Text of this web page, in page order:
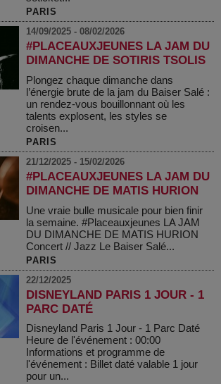
PARIS
14/09/2025 - 08/02/2026
#PLACEAUXJEUNES LA JAM DU
DIMANCHE DE SOTIRIS TSOLIS
Plongez chaque dimanche dans
l’énergie brute de la jam du Baiser Salé :
un rendez-vous bouillonnant où les
talents explosent, les styles se
croisen...
PARIS
21/12/2025 - 15/02/2026
#PLACEAUXJEUNES LA JAM DU
DIMANCHE DE MATIS HURION
Une vraie bulle musicale pour bien finir
la semaine. #Placeauxjeunes LA JAM
DU DIMANCHE DE MATIS HURION
Concert // Jazz Le Baiser Salé...
PARIS
22/12/2025
DISNEYLAND PARIS 1 JOUR - 1
PARC DATÉ
Disneyland Paris 1 Jour - 1 Parc Daté
Heure de l'événement : 00:00
Informations et programme de
l'événement : Billet daté valable 1 jour
pour un...